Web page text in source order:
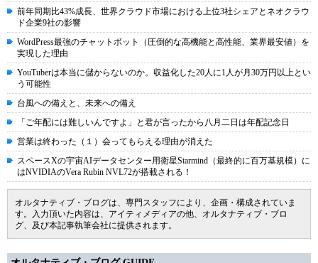
前年同期比43%成長、世界クラウド市場における上位3社シェアとネオクラウ
ド企業9社の影響
WordPress最強のチャットボット（圧倒的な高機能と高性能、業界最安値）を
実現した理由
YouTuberは本当に儲からないのか。収益化した20人に1人が月30万円以上とい
う可能性
台風への備えと、未来への備え
「ご年配には難しいんですよ」と君が言ったから八月二日は年配記念日
営業は終わった（１）会ってもらえる理由が消えた
スペースXの宇宙AIデータセンター用衛星Starmind（最終的に百万基規模）に
はNVIDIAのVera Rubin NVL72が搭載される！
オルタナティブ・ブログは、専門スタッフにより、企画・構成されていま
す。入力頂いた内容は、アイティメディアの他、オルタナティブ・ブロ
グ、及び本記事執筆会社に提供されます。